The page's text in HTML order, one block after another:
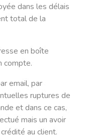
dans les délais
total de la
en boîte
compte.
email, par
ruptures de
et dans ce cas,
mais un avoir
au client.